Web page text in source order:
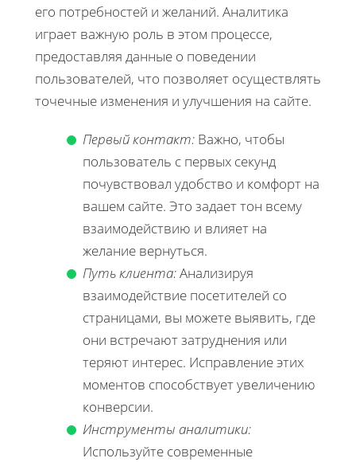
его потребностей и желаний. Аналитика
играет важную роль в этом процессе,
предоставляя данные о поведении
пользователей, что позволяет осуществлять
точечные изменения и улучшения на сайте.
Первый контакт: Важно, чтобы
пользователь с первых секунд
почувствовал удобство и комфорт на
вашем сайте. Это задает тон всему
взаимодействию и влияет на
желание вернуться.
Путь клиента:Анализируя
взаимодействие посетителей со
страницами, вы можете выявить, где
они встречают затруднения или
теряют интерес. Исправление этих
моментов способствует увеличению
конверсии.
Инструменты аналитики:
Используйте современные